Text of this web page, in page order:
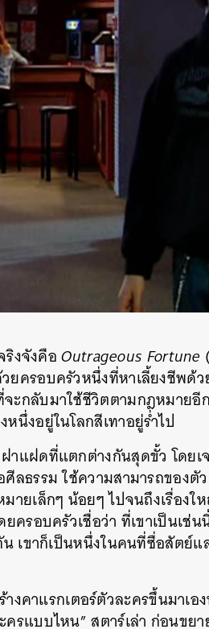
งจังคือOutrageous Fortune
ครอบครัวหนึ่งที่หาเลี้ยงชีพด้
กลับมาใช้ชีวิตตามกฎหมายอี
นึ่งอยู่ในโลกสีเทาอยู่ร่ำไป
าแฝดที่แตกต่างกันสุดขั้ว โดยเ
ธรรม ใช้ความสามารถของตัว
ายเล็กๆ น้อยๆ ไปจนถึงเรื่อง
ครอบครัวเชื่อว่า ที่เขาเป็นเช่
เขาก็เป็นหนึ่งในคนที่ซื่อสัตย์
คาแรกเตอร์ตัวละครขึ้นมาเอ
รแบบไหน” สตาร์เล่า ก่อนขย